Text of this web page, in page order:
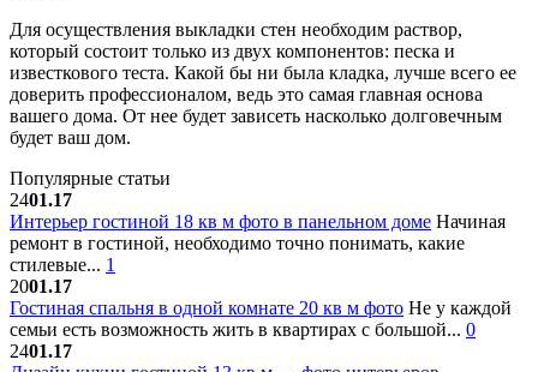
Для осуществления выкладки стен необходим раствор,
который состоит только из двух компонентов: песка и
известкового теста. Какой бы ни была кладка, лучше всего ее
доверить профессионалом, ведь это самая главная основа
вашего дома. От нее будет зависеть насколько долговечным
будет ваш дом.
Популярные статьи
2401.17
Интерьер гостиной 18 кв м фото в панельном доме Начиная
ремонт в гостиной, необходимо точно понимать, какие
стилевые... 1
2001.17
Гостиная спальня в одной комнате 20 кв м фото Не у каждой
семьи есть возможность жить в квартирах с большой... 0
2401.17